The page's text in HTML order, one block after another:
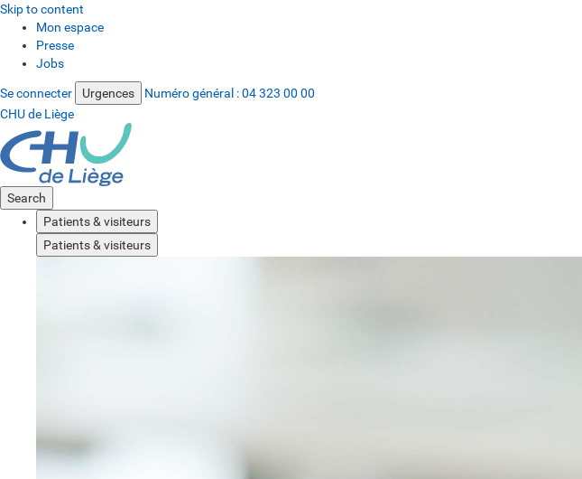
Skip to content
Mon espace
Presse
Jobs
Se connecter Urgences Numéro général :04 323 00 00
CHU de Liège
Search
Patients & visiteurs
Patients & visiteurs